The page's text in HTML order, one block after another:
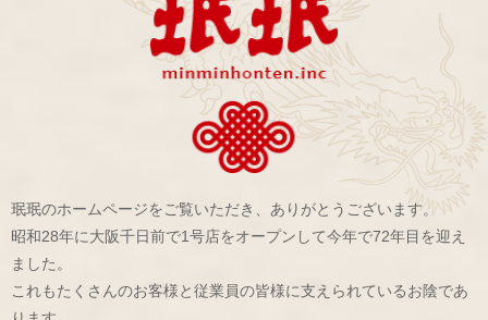
珉珉のホームページをご覧いただき、ありがとうございます。
昭和28年に大阪千日前で1号店をオープンして今年で72年目を迎え
ました。
これもたくさんのお客様と従業員の皆様に支えられているお陰であ